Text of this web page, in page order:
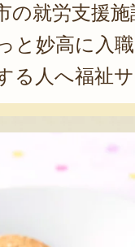
の就労支援
と妙高に入
る人へ福祉
同施設内に
業指導員に
した生活が
さんの目線
大切にして